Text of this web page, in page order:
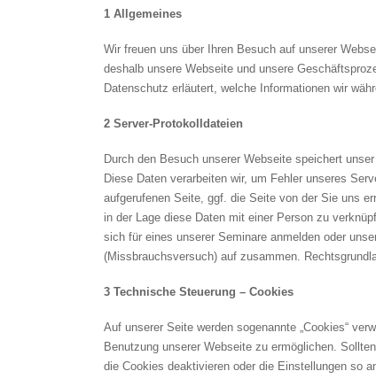
1 Allgemeines
Wir freuen uns über Ihren Besuch auf unserer
deshalb unsere Webseite und unsere
Datenschutz erläutert, welche Informationen wir
2 Server-Protokolldateien
Durch den Besuch unserer Webseite speichert
Diese Daten verarbeiten wir, um Fehler unseres
aufgerufenen Seite, ggf. die Seite von der Sie uns
in der Lage diese Daten mit einer Person zu
sich für eines unserer Seminare anmelden oder
(Missbrauchsversuch) auf zusammen.
3 Technische Steuerung – Cookies
Auf unserer Seite werden sogenannte „Cookies“
Benutzung unserer Webseite zu ermöglichen.
die Cookies deaktivieren oder die Einstellungen so